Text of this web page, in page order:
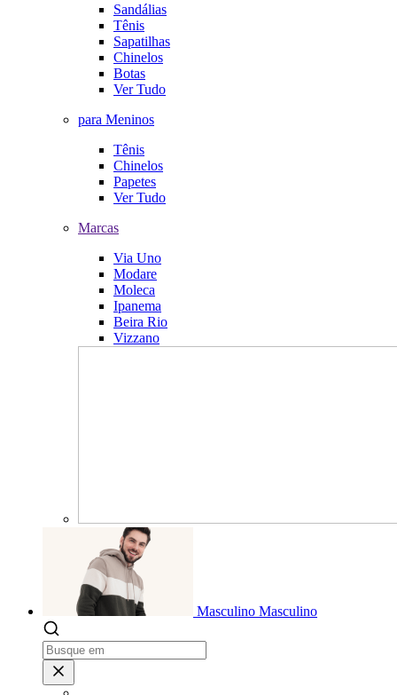
Sandálias
Tênis
Sapatilhas
Chinelos
Botas
Ver Tudo
para Meninos
Tênis
Chinelos
Papetes
Ver Tudo
Marcas
Via Uno
Modare
Moleca
Ipanema
Beira Rio
Vizzano
Masculino Masculino